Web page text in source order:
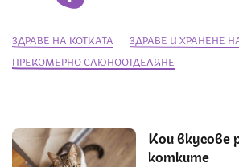
ЗДРАВЕ НА КОТКАТА
ЗДРАВЕ И ХРАНЕНЕ
ПРЕКОМЕРНО СЛЮНООТДЕЛЯНЕ
Кои вкусове
котките